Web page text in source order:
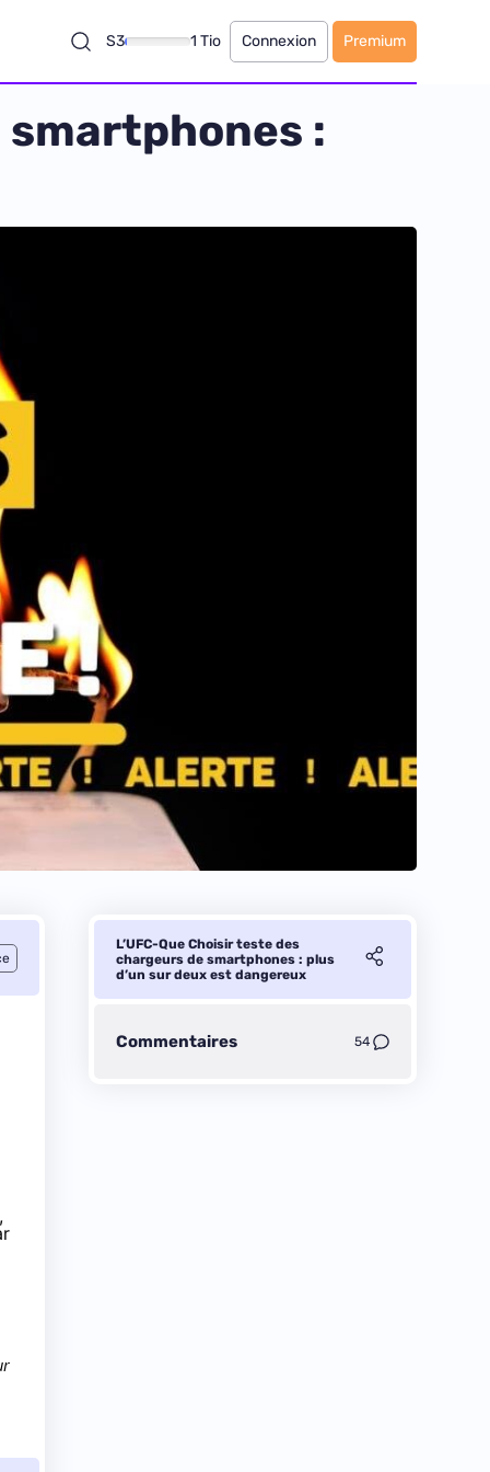
S3 1 Tio Connexion Premium
smartphones :
L’UFC-Que Choisir teste des
chargeurs de smartphones : plus
d’un sur deux est dangereux
Commentaires 54